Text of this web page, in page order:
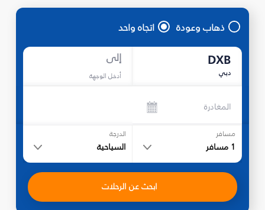
ذهاب وعودة اتجاه واحد
DXB
دبي
إلى
أدخل الوجهة
المغادرة
مسافر
1 مسافر
الدرجة
السياحية
ابحث عن الرحلات